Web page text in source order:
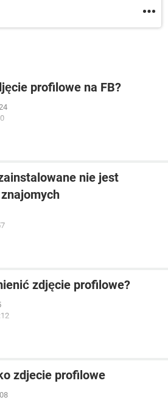
profilowe na FB?
nie jest
zdjęcie profilowe?
zdjecie profilowe